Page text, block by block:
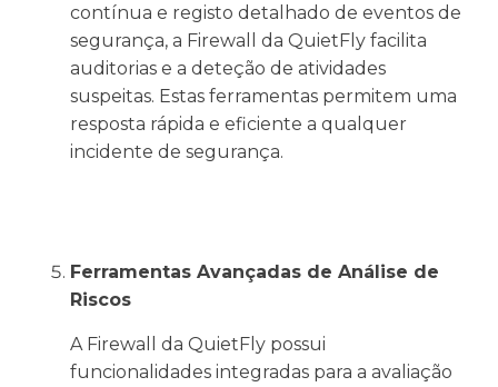
contínua e registo detalhado de eventos de
segurança, a Firewall da QuietFly facilita
auditorias e a deteção de atividades
suspeitas. Estas ferramentas permitem uma
resposta rápida e eficiente a qualquer
incidente de segurança.
Ferramentas Avançadas de Análise de
Riscos
A Firewall da QuietFly possui
funcionalidades integradas para a avaliação